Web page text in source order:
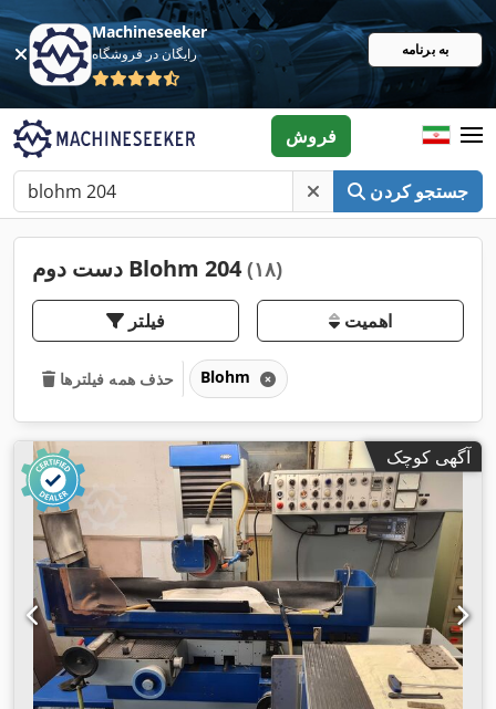
Machineseeker
رایگان در فروشگاه به برنامه
جستجو کردن
فروش
دست دوم Blohm 204 (۱۸)
فیلتر اهمیت
حذف همه فیلترها Blohm
آگهی کوچک